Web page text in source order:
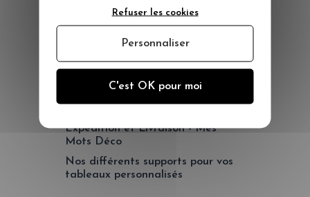
LA BOUTIQUE MES MOTS DÉCO
Paiement sécurisé - Mes Mots
Expédition et Livraison - Mes
Mots Déco
Nos différents supports pour vos
tableaux personnalisés
C'est OK pour moi
Refuser les cookies
Personnaliser